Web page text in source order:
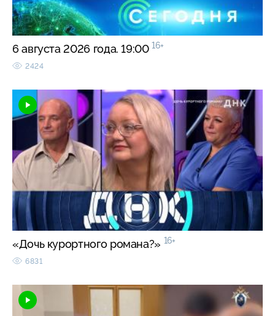
6 августа 2026 года. 19:00 16+
2424
«Дочь курортного романа?» 16+
6831